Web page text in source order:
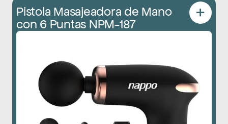
Pistola Masajeadora de Mano
con 6 Puntas NPM-187